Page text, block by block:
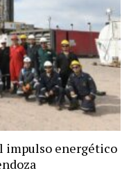
impulso energético